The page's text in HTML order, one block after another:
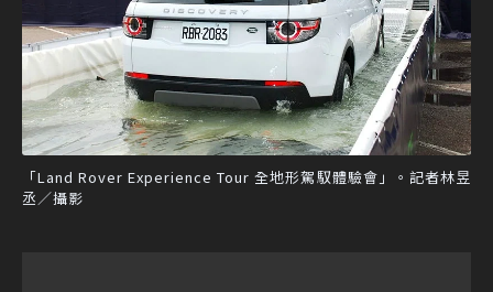
「Land Rover Experience Tour 全地形駕馭體驗會」。記者林昱
丞／攝影